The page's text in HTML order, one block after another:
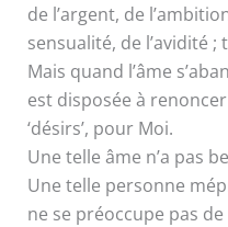
de l’argent, de
sensualité, de l’avidité
Mais quand l’âme
est disposée à
‘désirs’, pour Moi.
Une telle âme n’a pas
Une telle personne
ne se préoccupe pas